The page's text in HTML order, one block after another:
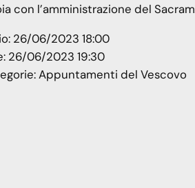
con l’amministrazione del
26/06/2023 18:00
26/06/2023 19:30
Appuntamenti del Vescovo